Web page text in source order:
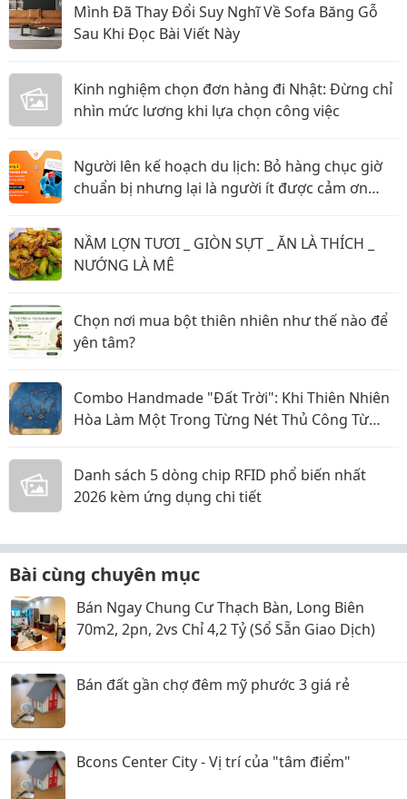
Mình Đã Thay Đổi Suy Nghĩ Về Sofa Băng Gỗ
Sau Khi Đọc Bài Viết Này
Kinh nghiệm chọn đơn hàng đi Nhật: Đừng chỉ
nhìn mức lương khi lựa chọn công việc
Người lên kế hoạch du lịch: Bỏ hàng chục giờ
chuẩn bị nhưng lại là người ít được cảm ơn
NẦM LỢN TƯƠI _ GIÒN SỰT _ ĂN LÀ THÍCH _
NƯỚNG LÀ MÊ
Chọn nơi mua bột thiên nhiên như thế nào để
yên tâm?
Combo Handmade "Đất Trời": Khi Thiên Nhiên
Hòa Làm Một Trong Từng Nét Thủ Công Từ
Danh sách 5 dòng chip RFID phổ biến nhất
2026 kèm ứng dụng chi tiết
Bài cùng chuyên mục
Bán Ngay Chung Cư Thạch Bàn, Long Biên
70m2, 2pn, 2vs Chỉ 4,2 Tỷ (Sổ Sẵn Giao Dịch)
Bán đất gần chợ đêm mỹ phước 3 giá rẻ
Bcons Center City - Vị trí của "tâm điểm"